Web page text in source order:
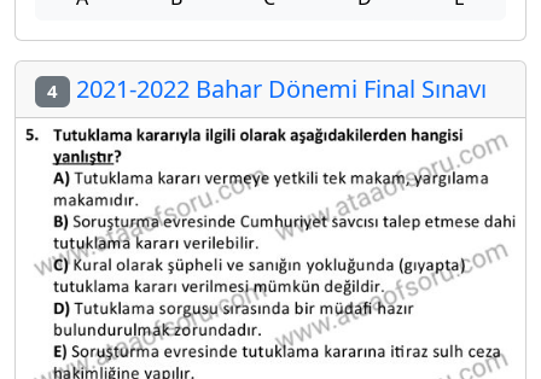
4 2021-2022 Bahar Dönemi Final Sınavı